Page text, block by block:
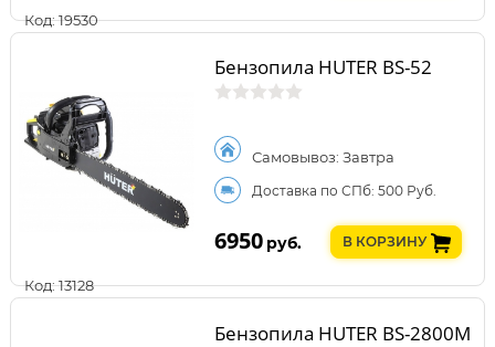
Код: 19530
Код: 13128
Бензопила HUTER BS-52
Самовывоз: Завтра
Доставка по СПб: 500 Руб.
6950 руб. В КОРЗИНУ
Бензопила HUTER BS-2800M